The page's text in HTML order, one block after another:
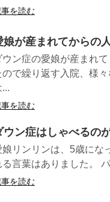
を読む
娘が産まれてからの
ウン症の愛娘が産まれ
ので繰り返す入院、様
...
を読む
ウン症はしゃべるの
娘リンリンは、5歳にな
る言葉はありました。
を読む